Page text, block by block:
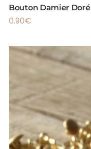
Bouton Damier Doré
0.90€